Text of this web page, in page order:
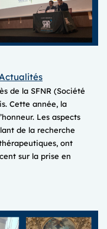
de la SFNR (Société
Cette année, la
Les aspects
de la recherche
ont
sur la prise en